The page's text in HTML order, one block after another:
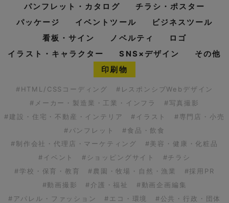
パンフレット・カタログ
チラシ・ポスター
パッケージ
イベントツール
ビジネスツール
看板・サイン
ノベルティ
ロゴ
イラスト・キャラクター
SNS×デザイン
その他
印刷物
#HTML/CSSコーディング
#レスポンシブWebデザイン
#メーカー・製造業・工業・インフラ
#写真撮影
#建設・住宅・不動産・インテリア
#イラスト
#専門店・小売
#パンフレット
#食品・飲食
#制作会社・代理店・マーケティング
#美容・健康・化粧品
#イベント
#ショッピングサイト
#チラシ
#学校・保育・教育
#農園・牧場・自然・漁業
#採用PR
#動画撮影
#介護・福祉
#動画企画編集
#アパレル・ファッション
#エコ・環境
#公共・行政・団体